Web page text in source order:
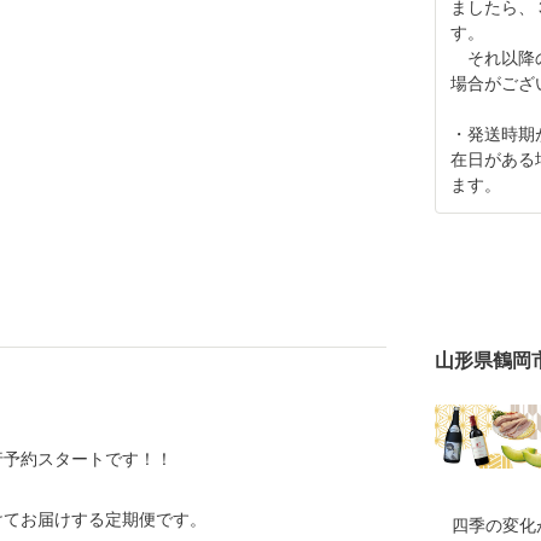
ましたら
す。
それ以降
場合がござ
・発送時
在日がある
ます。
約スタートです！！
お届けする定期便です。
山形県鶴岡
四季の変化